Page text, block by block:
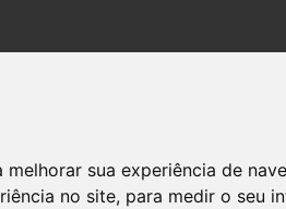
sua experiência de
no site, para medir o seu